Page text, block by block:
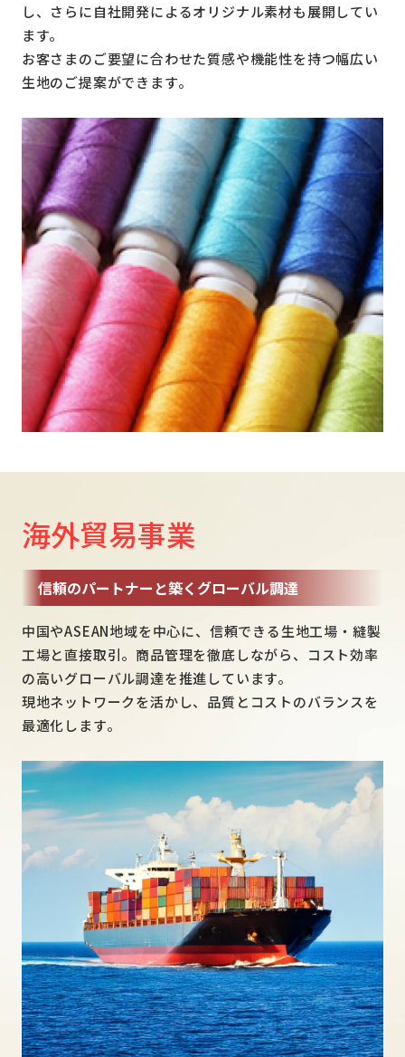
し、さらに自社開発によるオリジナル素材も展開してい
ます。
お客さまのご要望に合わせた質感や機能性を持つ幅広い
生地のご提案ができます。
海外貿易事業
信頼のパートナーと築くグローバル調達
中国やASEAN地域を中心に、信頼できる生地工場・縫製
工場と直接取引。商品管理を徹底しながら、コスト効率
の高いグローバル調達を推進しています。
現地ネットワークを活かし、品質とコストのバランスを
最適化します。